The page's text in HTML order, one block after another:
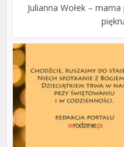
Julianna Wołek –